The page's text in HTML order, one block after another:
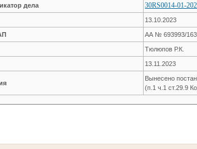
дела
30RS0014-01-
13.10.2023
АА № 693993/
Тюлюпов Р.К.
13.11.2023
Вынесено
(п.1 ч.1 ст.29.9